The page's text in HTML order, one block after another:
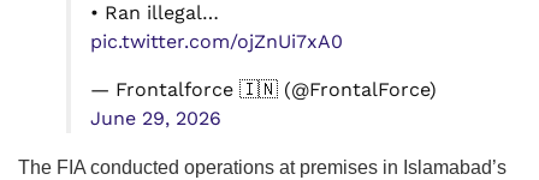
• Ran illegal…
pic.twitter.com/ojZnUi7xA0
— Frontalforce 🇮🇳 (@FrontalForce)
June 29, 2026
The FIA conducted operations at premises in Islamabad’s